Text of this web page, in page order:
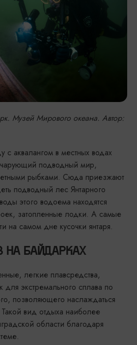
Музей Мирового океана. Автор:
с аквалангом в местных водах
чарующий подводный мир,
рыбками. Сюда приезжают
подводный лес Янтарного
этого водоема находятся
затопленные лодки. А самые
на самом дне кусочки янтаря.
НА БАЙДАРКАХ
легкие плавсредства,
для экстремального сплава по
позволяющего наслаждаться
вид отдыха наиболее
области благодаря